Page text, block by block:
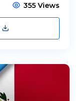
355 Views